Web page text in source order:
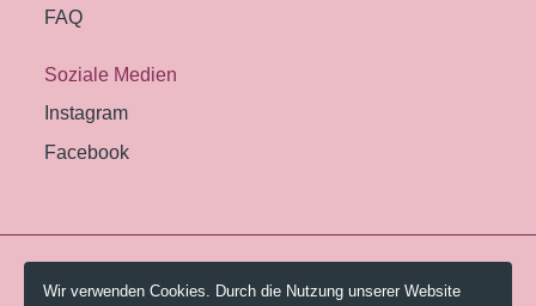
FAQ
Soziale Medien
Instagram
Facebook
© 2026 Pestalozzi-Bibliothek Zürich.
Wir verwenden Cookies. Durch die Nutzung unserer Website